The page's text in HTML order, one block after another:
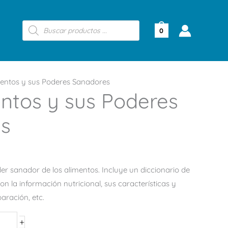
Búsqueda
de
productos
0
y sus Poderes Sanadores
y sus Poderes
sanador de los alimentos. Incluye un diccionario de
la información nutricional, sus características y
etc.
+